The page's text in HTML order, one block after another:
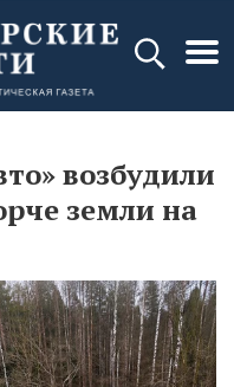
возбудили
земли на